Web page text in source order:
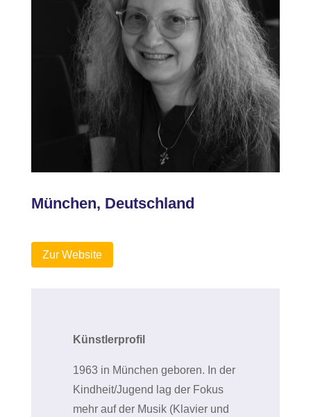
München, Deutschland
Zur Website
Künstlerprofil
1963 in München geboren. In der
Kindheit/Jugend lag der Fokus
mehr auf der Musik (Klavier und